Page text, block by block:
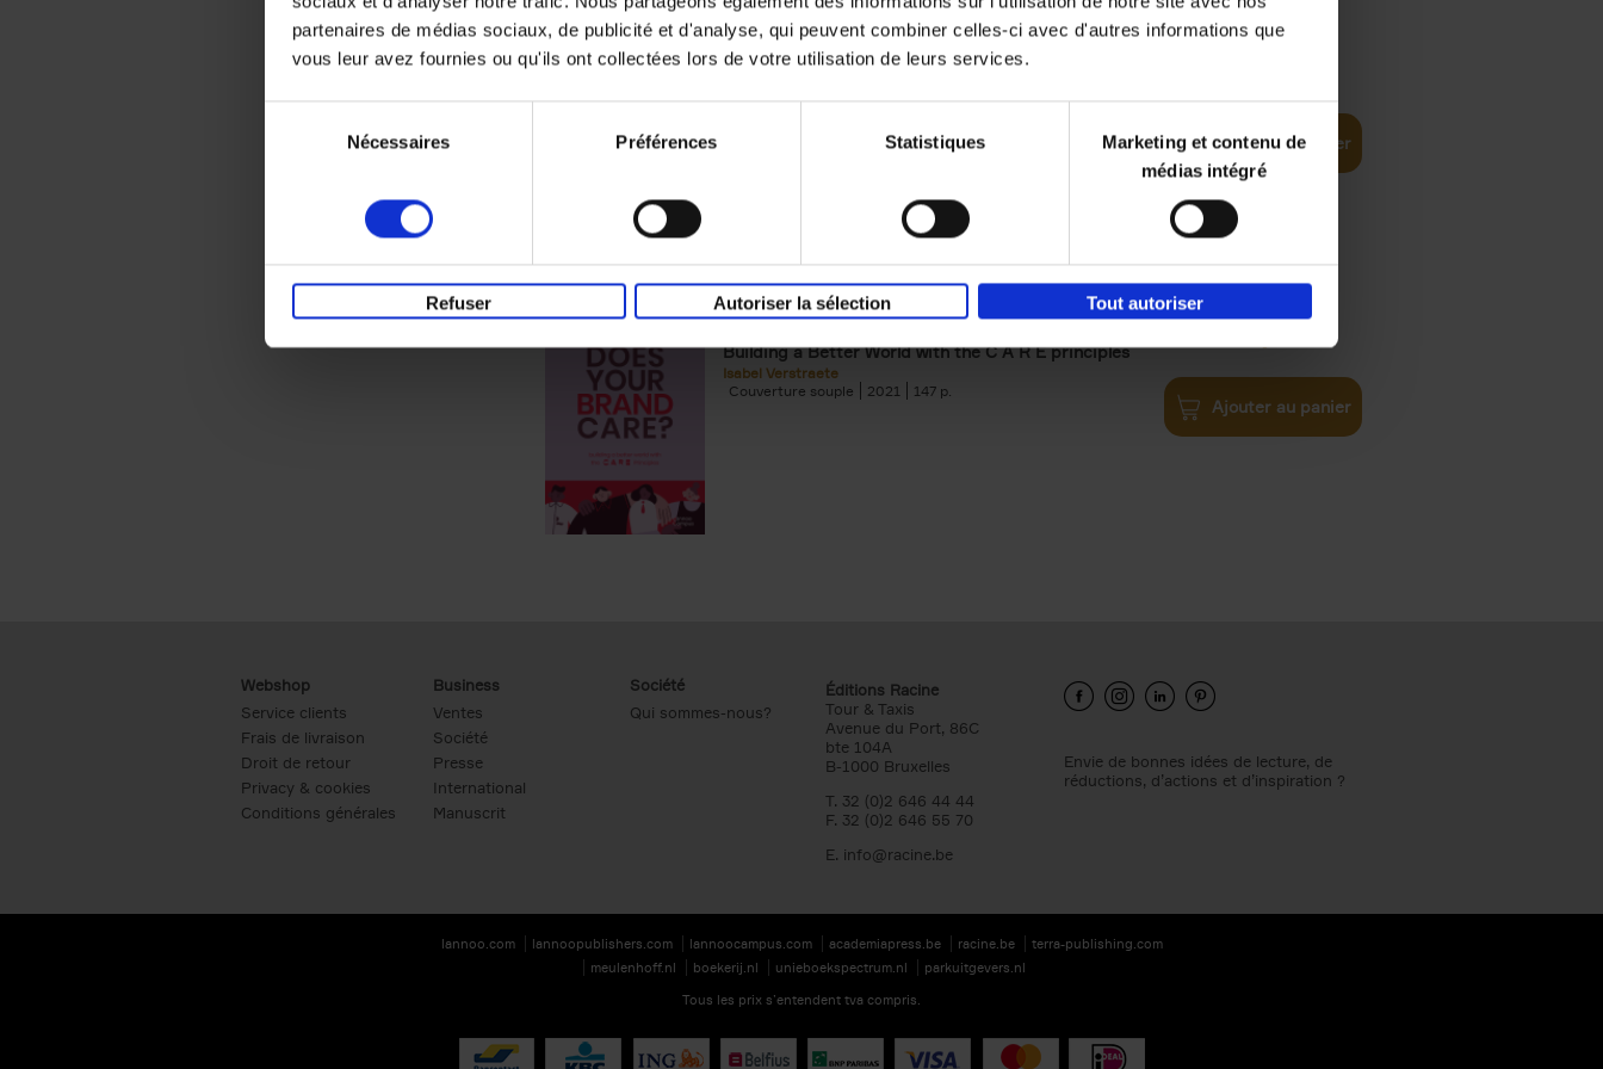
partenaires de médias sociaux, de publicité et d'analyse, qui peuvent combiner celles-ci avec d'autres informations que
vous leur avez fournies ou qu'ils ont collectées lors de votre utilisation de leurs services.
Nécessaires Préférences Statistiques
Marketing et contenu de
médias intégré
Refuser Autoriser la sélection Tout autoriser
Digital marketing like a PRO -
completely revised edition
Ajouter au panier
Does Your Brand Care?
Building a Better World with the C A R E principles
Isabel Verstraete
Couverture souple
2021 147
€34,99
Ajouter au panier
Webshop
Service clients
Frais de livraison
Droit de retour
Privacy & cookies
Conditions générales
Business
Ventes
Société
Presse
International
Manuscrit
Société
Qui sommes-nous?
Éditions Racine
Tour & Taxis
Avenue du Port, 86C
bte 104A
B-1000 Bruxelles
T. 32 (0)2 646 44 44
F. 32 (0)2 646 55 70
E. info@racine.be
Envie de bonnes idées de lecture, de
réductions, d’actions et d’inspiration ?
lannoo.com lannoopublishers.com lannoocampus.com academiapress.be racine.be
terra-publishing.com
meulenhoff.nl
boekerij.nl unieboekspectrum.nl
parkuitgevers.nl
Tous les prix s’entendent tva compris.